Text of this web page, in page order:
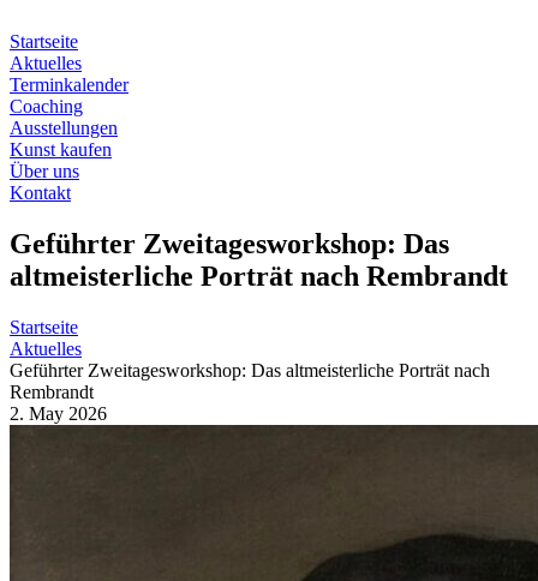
Inhalt
springen
Startseite
Aktuelles
Terminkalender
Coaching
Ausstellungen
Kunst kaufen
Über uns
Kontakt
Geführter Zweitagesworkshop: Das
altmeisterliche Porträt nach Rembrandt
Startseite
Aktuelles
Geführter Zweitagesworkshop: Das altmeisterliche Porträt nach
Rembrandt
2. May 2026